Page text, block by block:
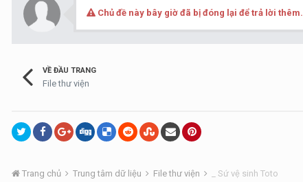
Chủ đề này bây giờ đã bị đóng lại để trả lời thêm.
VỀ ĐẦU TRANG
File thư viện
Trang chủ Trung tâm dữ liệu File thư viện _ Sứ vệ sinh Toto